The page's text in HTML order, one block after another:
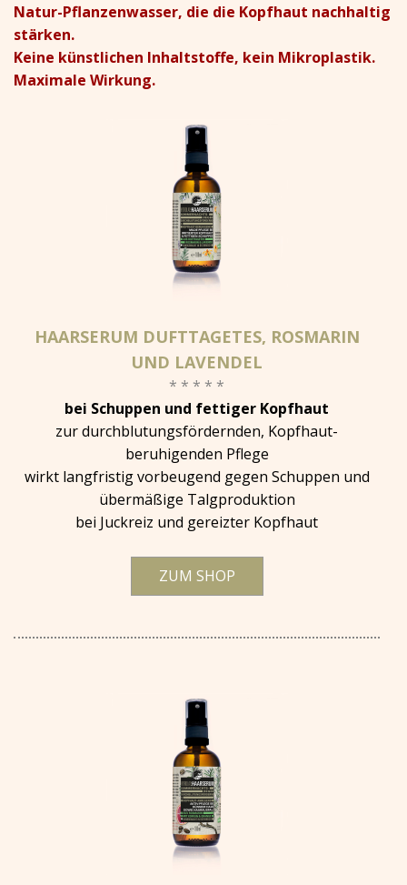
Natur-Pflanzenwasser, die die Kopfhaut nachhaltig
stärken.
Keine künstlichen Inhaltstoffe, kein Mikroplastik.
Maximale Wirkung.
HAARSERUM DUFTTAGETES, ROSMARIN
UND LAVENDEL
* * * * *
bei Schuppen und fettiger Kopfhaut
zur durchblutungsfördernden, Kopfhaut-
beruhigenden Pflege
wirkt langfristig vorbeugend gegen Schuppen und
übermäßige Talgproduktion
bei Juckreiz und gereizter Kopfhaut
ZUM SHOP